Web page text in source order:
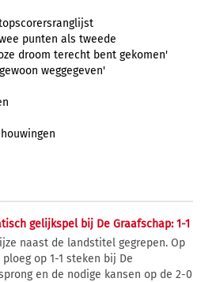
punten als tweede
droom terecht bent gekomen'
weggegeven'
gelijkspel bij De Graafschap: 1-1
naast de landstitel gegrepen. Op
op 1-1 steken bij De
en de nodige kansen op de 2-0